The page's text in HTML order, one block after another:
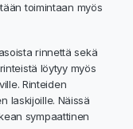
toimintaan myös
rinnettä sekä
löytyy myös
Rinteiden
laskijoille. Näissä
sympaattinen